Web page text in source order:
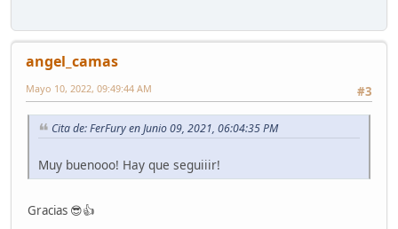
angel_camas
#3
Mayo 10, 2022, 09:49:44 AM
Cita de: FerFury en Junio 09, 2021, 06:04:35 PM
Muy buenooo! Hay que seguiiir!
Gracias 😎👍